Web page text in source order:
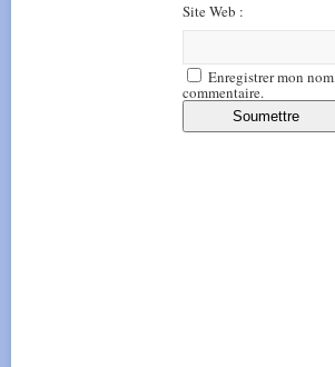
Site Web :
Enregistrer mon
commentaire.